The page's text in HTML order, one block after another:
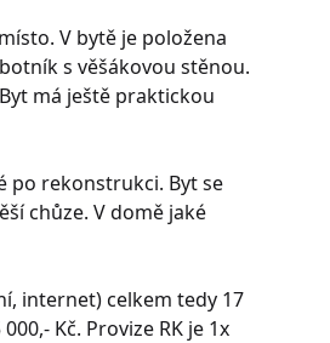
V bytě je položena
s věšákovou stěnou.
má ještě praktickou
po rekonstrukci. Byt se
chůze. V domě jaké
internet) celkem tedy 17
Kč. Provize RK je 1x